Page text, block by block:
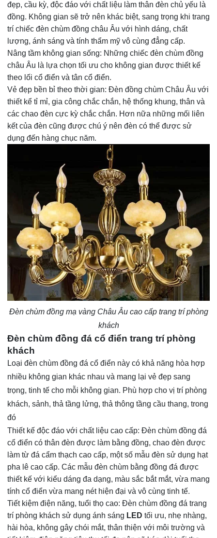
đẹp, cầu kỳ, độc đáo với chất liệu làm thân đèn chủ yếu là
đồng. Không gian sẽ trở nên khác biệt, sang trọng khi trang
trí chiếc đèn chùm đồng châu Âu với hình dáng, chất
lượng, ánh sáng và tính thẩm mỹ vô cùng đẳng cấp.
Nâng tầm không gian sống: Những chiếc đèn chùm đồng
châu Âu là lựa chọn tối ưu cho không gian được thiết kế
theo lối cổ điển và tân cổ điển.
Vẻ đẹp bền bỉ theo thời gian: Đèn đồng chùm Châu Âu với
thiết kể tỉ mỉ, gia công chắc chắn, hệ thống khung, thân và
các chao đèn cực kỳ chắc chắn. Hơn nữa những mối liên
kết của đèn cũng được chú ý nên đèn có thể được sử
dụng đến hàng chục năm.
Đèn chùm đồng mạ vàng Châu Âu cao cấp trang trí phòng
khách
Đèn chùm đồng đá cổ điển trang trí phòng
khách
Loại đèn chùm đồng đá cổ điển này có khả năng hòa hợp
nhiều không gian khác nhau và mang lại vẻ đẹp sang
trọng, tinh tế cho mỗi không gian. Phù hợp cho vị trí phòng
khách, sảnh, thả tầng lửng, thả thông tầng cầu thang, trong
đó
Thiết kế độc đáo với chất liệu cao cấp: Đèn chùm đồng đá
cổ điển có thân đèn được làm bằng đồng, chao đèn được
làm từ đá cẩm thạch cao cấp, một số mẫu đèn sử dụng hạt
pha lê cao cấp. Các mẫu đèn chùm bằng đồng đá được
thiết kế với kiểu dáng đa dạng, màu sắc bắt mắt, vừa mang
tính cổ điển vừa mang nét hiện đại và vô cùng tinh tế.
Tiết kiệm điện năng, tuổi thọ cao: Đèn chùm đồng đá trang
trí phòng khách sử dụng ánh sáng LED tối ưu, nhẹ nhàng,
hài hòa, không gây chói mắt, thân thiện với môi trường và